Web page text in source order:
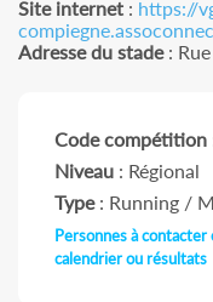
Site internet : https://
Adresse du stade:
Code compétition
Niveau : Régional
Type: Running /
Personnes à
calendrier ou résultats